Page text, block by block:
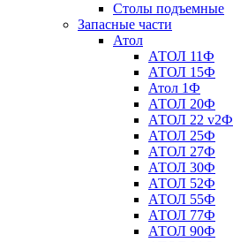
Столы подъемные
Запасные части
Атол
АТОЛ 11Ф
АТОЛ 15Ф
Атол 1Ф
АТОЛ 20Ф
АТОЛ 22 v2Ф
АТОЛ 25Ф
АТОЛ 27Ф
АТОЛ 30Ф
АТОЛ 52Ф
АТОЛ 55Ф
АТОЛ 77Ф
АТОЛ 90Ф